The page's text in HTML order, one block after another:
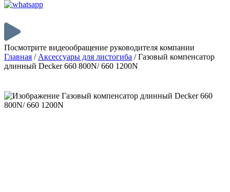
Главная / Аксессуары для листогиба /Газовый компенсатор
длинный Decker 660 800N/ 660 1200N
Посмотрите видеообращение руководителя компании